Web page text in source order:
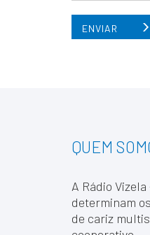
ENVIAR
QUEM
A Rádio
determinam
de cariz